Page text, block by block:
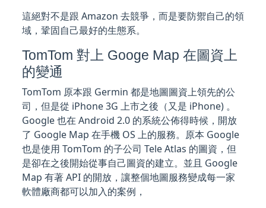
這絕對不是跟 Amazon 去競爭，而是要防禦自己的領
域，鞏固自己最好的生態系。
TomTom 對上 Googe Map 在圖資上
的變通
TomTom 原本跟 Germin 都是地圖圖資上領先的公
司，但是從 iPhone 3G 上市之後（又是 iPhone) 。
Google 也在 Android 2.0 的系統公佈得時候，開放
了 Google Map 在手機 OS 上的服務。原本 Google
也是使用 TomTom 的子公司 Tele Atlas 的圖資，但
是卻在之後開始從事自己圖資的建立。並且 Google
Map 有著 API 的開放，讓整個地圖服務變成每一家
軟體廠商都可以加入的案例，